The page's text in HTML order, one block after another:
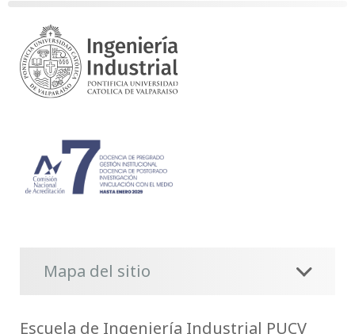
Mapa del sitio
Escuela de Ingeniería Industrial PUCV